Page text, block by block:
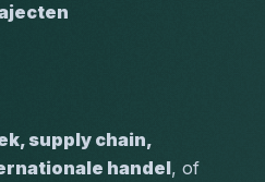
supply chain,
handel, of